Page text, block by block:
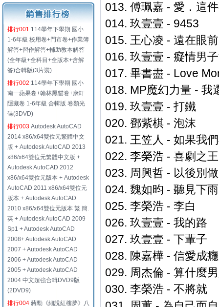
排行001 114學年下學期 國小
1-6年級 校用卷+門市卷+作業簿
解答+習作解答+輔助教本解答
(全年級+全科目+全版本+含解
答)合輯版(3片裝)
排行002 114學年下學期 國小
南一蘋果卷+翰林黑貓卷+康軒
隱藏卷 1-6年級 合輯版 卷類光
碟(3DVD)
排行003 Autodesk AutoCAD
2014 x86/x64雙位元繁體中文
版 + Autodesk AutoCAD 2013
x86/x64雙位元繁體中文版 +
Autodesk AutoCAD 2012
x86/x64雙位元版本 + Autodesk
AutoCAD 2011 x86/x64雙位元
版本 + Autodesk AutoCAD
2010 x86/x64雙位元版本 繁.簡.
英 + Autodesk AutoCAD 2009
Sp1 + Autodesk AutoCAD
2008+ Autodesk AutoCAD
2007 + Autodesk AutoCAD
2006 + Autodesk AutoCAD
2005 + Autodesk AutoCAD
2004 中文超強合輯DVD9版
(2DVD9)
排行004 蔣勳《細說紅樓夢》八
013. 傅珮嘉 - 愛．這
014. 玖壹壹 - 9453
015. 王心凌 - 遠在眼
016. 玖壹壹 - 癡情男
017. 畢書盡 - Love
018. MP魔幻力量 - 我
019. 玖壹壹 - 打鐵
020. 鄧紫棋 - 泡沫
021. 王笠人 - 如果我
022. 李榮浩 - 喜劇之王
023. 周興哲 - 以後別
024. 魏如昀 - 聽見下
025. 李榮浩 - 李白
026. 玖壹壹 - 我的路
027. 玖壹壹 - 下輩子
028. 陳嘉樺 - 信愛成癮
029. 周杰倫 - 算什麼
030. 李榮浩 - 不將就